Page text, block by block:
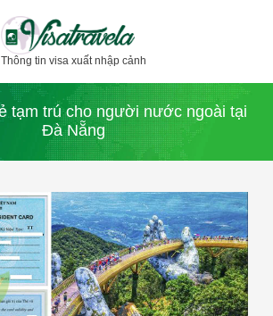
Thông tin visa xuất nhập cảnh
tạm trú cho người nước ngoài tại
Đà Nẵng